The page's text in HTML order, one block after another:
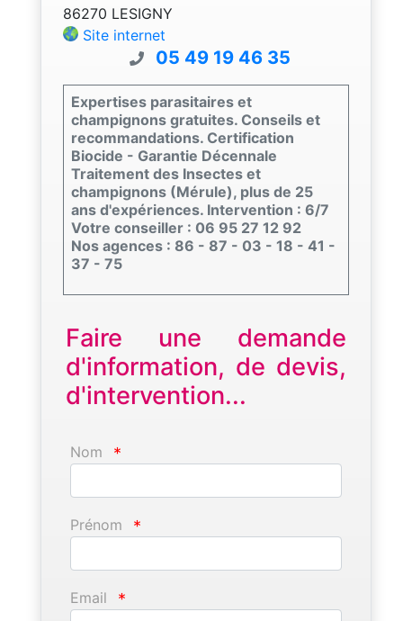
86270 LESIGNY
Site internet
05 49 19 46 35
Expertises parasitaires et
champignons gratuites. Conseils et
recommandations. Certification
Biocide - Garantie Décennale
Traitement des Insectes et
champignons (Mérule), plus de 25
ans d'expériences. Intervention : 6/7
Votre conseiller : 06 95 27 12 92
Nos agences : 86 - 87 - 03 - 18 - 41 -
37 - 75
Faire une demande
d'information, de devis,
d'intervention...
Nom *
Prénom *
Email *